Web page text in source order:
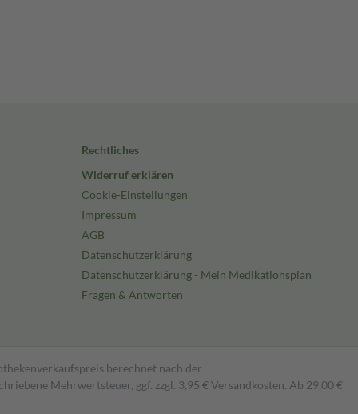
Rechtliches
Widerruf erklären
Cookie-Einstellungen
Impressum
AGB
Datenschutzerklärung
Datenschutzerklärung - Mein Medikationsplan
Fragen & Antworten
berechnet nach der
Mehrwertsteuer, ggf. zzgl. 3,95 € Versandkosten. Ab 29,00 €